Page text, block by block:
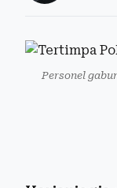
Personel